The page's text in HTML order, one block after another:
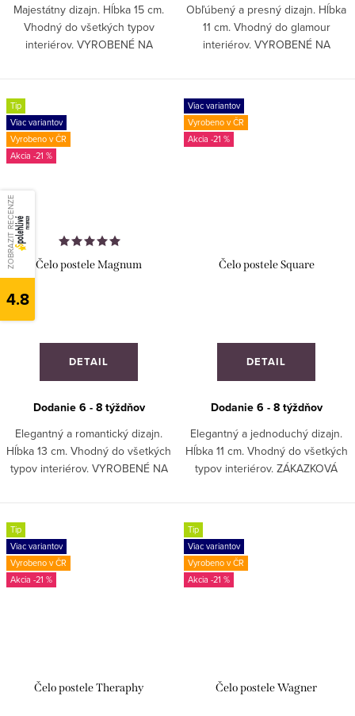
Majestátny dizajn. Hĺbka 15 cm.
Vhodný do všetkých typov
interiérov. VYROBENÉ NA
Obľúbený a presný dizajn. Hĺbka
11 cm. Vhodný do glamour
interiérov. VYROBENÉ NA
Tip
Viac variantov
Vyrobeno v ČR
-21 %
Čelo postele Magnum
DETAIL
Dodanie 6 - 8 týždňov
Elegantný a romantický dizajn.
Hĺbka 13 cm. Vhodný do všetkých
typov interiérov. VYROBENÉ NA
Viac variantov
Vyrobeno v ČR
-21 %
Čelo postele Square
DETAIL
Dodanie 6 - 8 týždňov
Elegantný a jednoduchý dizajn.
Hĺbka 11 cm. Vhodný do všetkých
typov interiérov. ZÁKAZKOVÁ
Tip
Viac variantov
Vyrobeno v ČR
-21 %
Čelo postele Theraphy
Tip
Viac variantov
Vyrobeno v ČR
-21 %
Čelo postele Wagner
ZOBRAZIT RECENZE
4.8